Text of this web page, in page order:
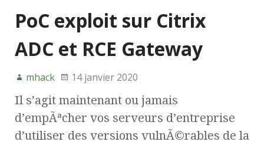
PoC exploit sur Citrix
ADC et RCE Gateway
mhack 14 janvier 2020
Il s’agit maintenant ou jamais
d’empÃªcher vos serveurs d’entreprise
d’utiliser des versions vulnÃ©rables de la